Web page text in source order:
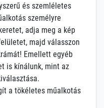
és szemléletes
személyre
adja meg a kép
majd válasszon
Emellett egyéb
is kínálunk, mint az
a tökéletes műalkotás